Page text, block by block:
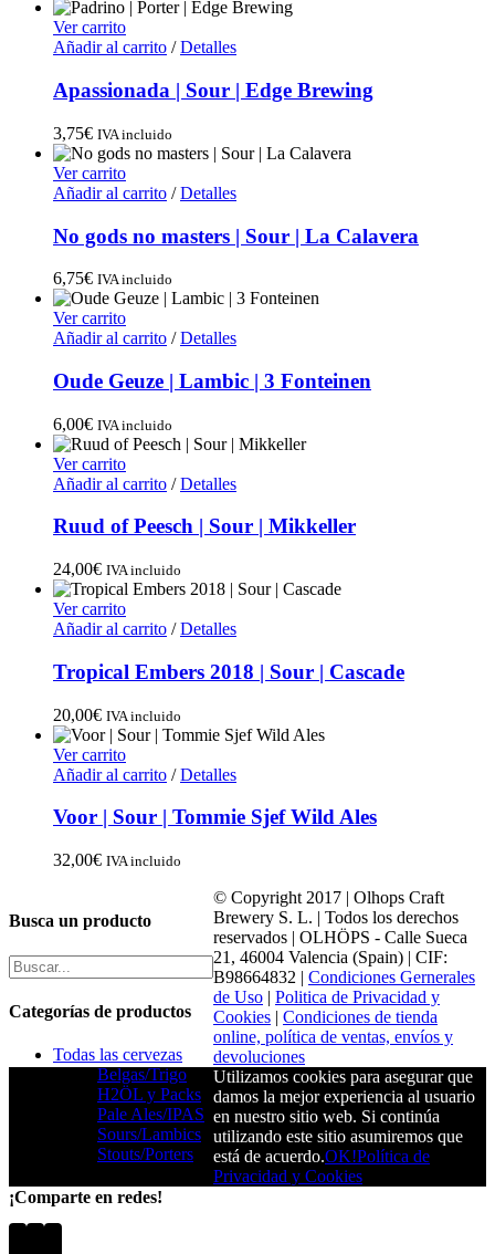
Ver carrito
Añadir al carrito / Detalles
Apassionada | Sour | Edge Brewing
3,75€ IVA incluido
Ver carrito
Añadir al carrito / Detalles
No gods no masters | Sour | La Calavera
6,75€ IVA incluido
Ver carrito
Añadir al carrito / Detalles
Oude Geuze | Lambic | 3 Fonteinen
6,00€ IVA incluido
Ver carrito
Añadir al carrito / Detalles
Ruud of Peesch | Sour | Mikkeller
24,00€ IVA incluido
Ver carrito
Añadir al carrito / Detalles
Tropical Embers 2018 | Sour | Cascade
20,00€ IVA incluido
Ver carrito
Añadir al carrito / Detalles
Voor | Sour | Tommie Sjef Wild Ales
32,00€ IVA incluido
Busca un producto
Categorías de productos
Todas las cervezas
Belgas/Trigo
H2ÖL y Packs
Pale Ales/IPAS
Sours/Lambics
Stouts/Porters
¡Comparte en redes!
© Copyright 2017 | Olhops Craft
Brewery S. L. | Todos los derechos
reservados | OLHÖPS - Calle Sueca
21, 46004 Valencia (Spain) | CIF:
B98664832 | Condiciones Gernerales
de Uso | Politica de Privacidad y
Cookies | Condiciones de tienda
online, política de ventas, envíos y
devoluciones
Utilizamos cookies para asegurar que
damos la mejor experiencia al usuario
en nuestro sitio web. Si continúa
utilizando este sitio asumiremos que
está de acuerdo.OK!Política de
Privacidad y Cookies